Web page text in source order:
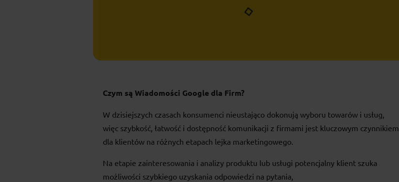
Czym są Wiadomości Google dla Firm?
W dzisiejszych czasach konsumenci nieustająco dokonują wyboru towarów i usług,
więc szybkość, łatwość i dostępność komunikacji z firmami jest kluczowym czynnikiem
dla klientów na różnych etapach lejka marketingowego.
Na etapie zainteresowania i analizy produktu lub usługi potencjalny klient szuka
możliwości szybkiego uzyskania odpowiedzi na pytania,